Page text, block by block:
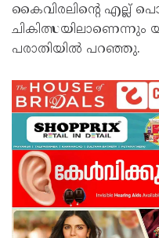
കൈവിരലിൻ്റെ എല്ല്
പരാതിയിൽ പറഞ്ഞു.